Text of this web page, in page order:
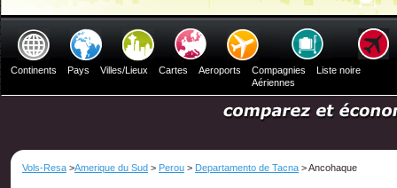
Continents Pays Villes/Lieux Cartes Aeroports
Compagnies
Aériennes
Liste noire
Vols-Resa >Amerique du Sud > Perou > Departamento de Tacna > Ancohaque